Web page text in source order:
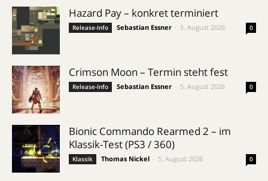
Hazard Pay – konkret terminiert
Release-Info Sebastian Essner 5. August 2026 0
Crimson Moon – Termin steht fest
Release-Info Sebastian Essner 5. August 2026 0
Bionic Commando Rearmed 2 – im
Klassik-Test (PS3 / 360)
Klassik Thomas Nickel 5. August 2026 0